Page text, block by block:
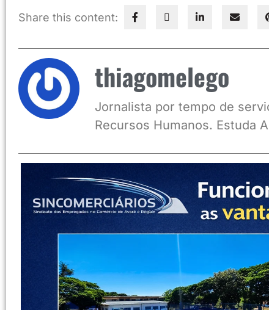
Share this content:
thiagomelego
Jornalista por tempo de
Recursos Humanos. Estuda